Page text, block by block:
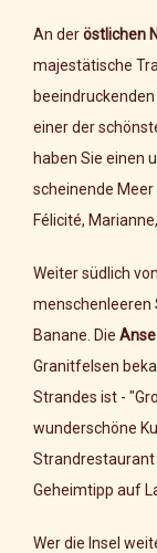
An deröstlichen
majestätische
einer der
haben Sie einen
scheinende Meer
Félicité,
Weiter südlich
menschenleeren
Banane. Die
Granitfelsen
Strandes ist -
wunderschöne
Strandrestaurant
Geheimtipp auf
Wer die Insel